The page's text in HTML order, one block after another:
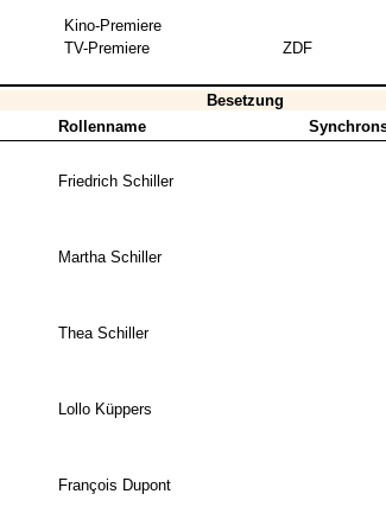
Kino-Premiere
TV-Premiere ZDF
Besetzung
Rollenname
Friedrich Schiller
Martha Schiller
Thea Schiller
Lollo Küppers
François Dupont